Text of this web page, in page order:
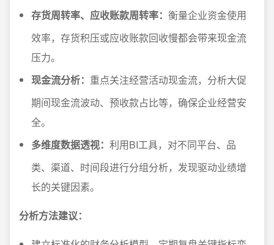
存货周转率、应收账款周转率： 衡量企业资金使用
效率，存货积压或应收账款回收慢都会带来现金流
压力。
现金流分析： 重点关注经营活动现金流，分析大促
期间现金流波动、预收款占比等，确保企业经营安
全。
多维度数据透视： 利用BI工具，对不同平台、品
类、渠道、时间段进行分组分析，发现驱动业绩增
长的关键因素。
分析方法建议：